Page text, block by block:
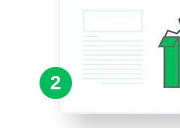
2